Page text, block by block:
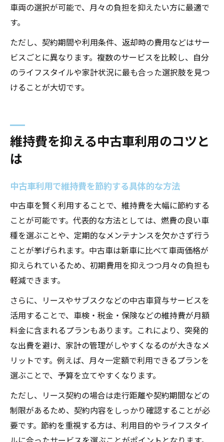
車両の選択が可能で、月々の負担を抑えたい方に最適で
す。
ただし、契約期間や利用条件、返却時の費用などはサー
ビスごとに異なります。複数のサービスを比較し、自分
のライフスタイルや家計状況に最も合った選択肢を見つ
けることが大切です。
維持費を抑える中古車利用のコツと
は
中古車利用で維持費を節約する具体的な方法
中古車を賢く利用することで、維持費を大幅に節約する
ことが可能です。代表的な方法としては、燃費の良い車
種を選ぶことや、定期的なメンテナンスを欠かさず行う
ことが挙げられます。中古車は新車に比べて車両価格が
抑えられているため、初期費用を抑えつつ月々の負担も
軽減できます。
さらに、リースやサブスクなどの中古車貸与サービスを
活用することで、車検・税金・保険などの維持費が月額
料金に含まれるプランもあります。これにより、突発的
な出費を避け、家計の管理がしやすくなるのが大きなメ
リットです。例えば、月々一定額で利用できるプランを
選ぶことで、予算を立てやすくなります。
ただし、リース契約の場合は走行距離や契約期間などの
制限があるため、契約内容をしっかり確認することが必
要です。節約を重視する方は、利用目的やライフスタイ